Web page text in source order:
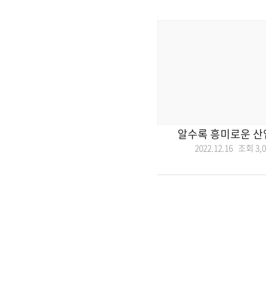
알수록 흥미로운
2022.12.16 조회